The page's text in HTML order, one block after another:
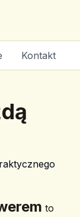
Kontakt
to